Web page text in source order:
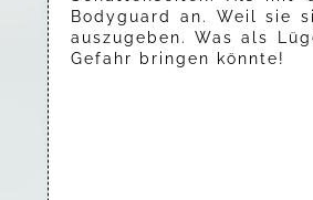
Bodyguard an. Weil sie
auszugeben. Was als
Gefahr bringen könnte!